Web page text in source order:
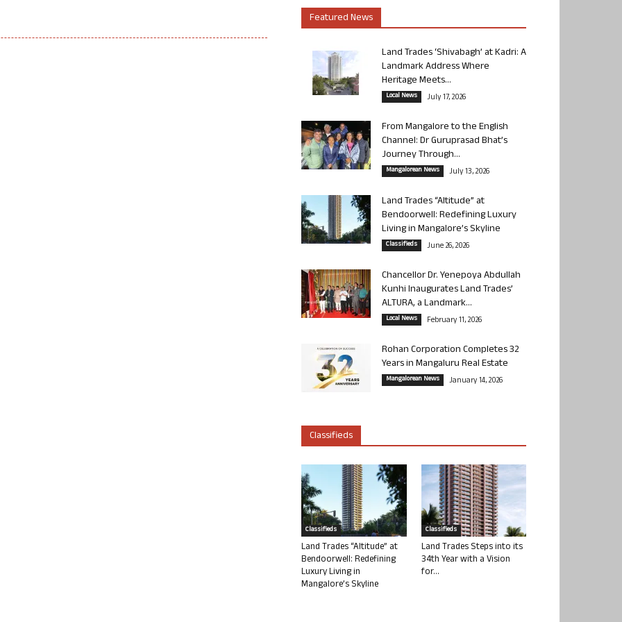
Featured News
Land Trades ‘Shivabagh’ at Kadri: A
Landmark Address Where
Heritage Meets...
Local News July 17, 2026
From Mangalore to the English
Channel: Dr Guruprasad Bhat’s
Journey Through...
Mangalorean News July 13, 2026
Land Trades “Altitude” at
Bendoorwell: Redefining Luxury
Living in Mangalore’s Skyline
Classifieds June 26, 2026
Chancellor Dr. Yenepoya Abdullah
Kunhi Inaugurates Land Trades’
ALTURA, a Landmark...
Local News February 11, 2026
Rohan Corporation Completes 32
Years in Mangaluru Real Estate
Mangalorean News January 14, 2026
Classifieds
Classifieds
Land Trades “Altitude” at
Bendoorwell: Redefining
Luxury Living in
Mangalore’s Skyline
Classifieds
Land Trades Steps into its
34th Year with a Vision
for...